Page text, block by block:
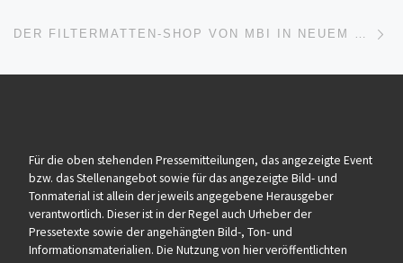
DER FILTERMATTEN-SHOP VON MBI IN NEUEM DESIGN
Für die oben stehenden Pressemitteilungen, das angezeigte Event
bzw. das Stellenangebot sowie für das angezeigte Bild- und
Tonmaterial ist allein der jeweils angegebene Herausgeber
verantwortlich. Dieser ist in der Regel auch Urheber der
Pressetexte sowie der angehängten Bild-, Ton- und
Informationsmaterialien. Die Nutzung von hier veröffentlichten